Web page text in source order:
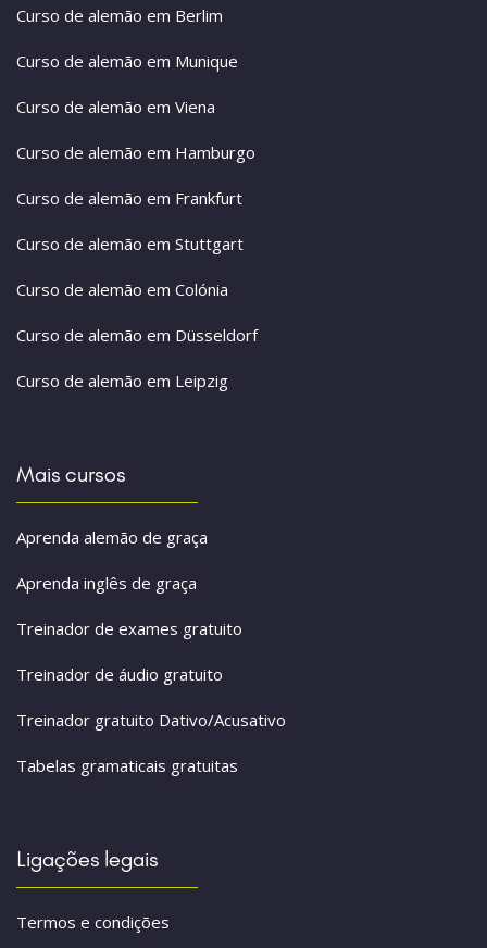
Curso de alemão em Berlim
Curso de alemão em Munique
Curso de alemão em Viena
Curso de alemão em Hamburgo
Curso de alemão em Frankfurt
Curso de alemão em Stuttgart
Curso de alemão em Colónia
Curso de alemão em Düsseldorf
Curso de alemão em Leipzig
Mais cursos
Aprenda alemão de graça
Aprenda inglês de graça
Treinador de exames gratuito
Treinador de áudio gratuito
Treinador gratuito Dativo/Acusativo
Tabelas gramaticais gratuitas
Ligações legais
Termos e condições